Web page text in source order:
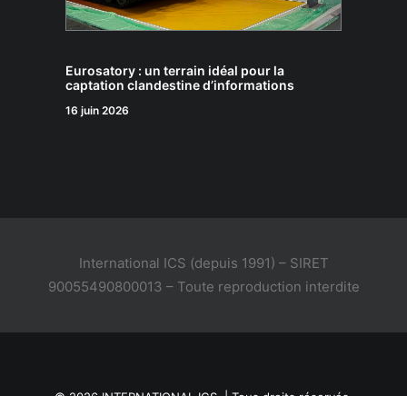
Eurosatory : un terrain idéal pour la
captation clandestine d’informations
16 juin 2026
International ICS (depuis 1991) – SIRET
90055490800013 – Toute reproduction interdite